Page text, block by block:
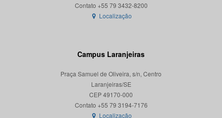
Localização
Campus Laranjeiras
Praça Samuel de Oliveira, s/n, Centro
Laranjeiras/SE
CEP 49170-000
Localização